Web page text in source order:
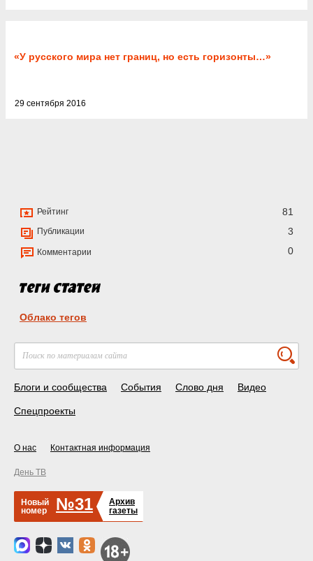
«У русского мира нет границ, но есть горизонты…»
29 сентября 2016
Рейтинг 81
Публикации 3
Комментарии 0
Облако тегов
Блоги и сообщества События Слово дня Видео
Спецпроекты
О нас Контактная информация
День ТВ
Новый
номер
№31
Архив
газеты